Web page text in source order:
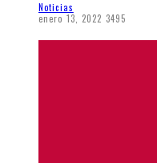
Noticias
enero 13, 2022 3495